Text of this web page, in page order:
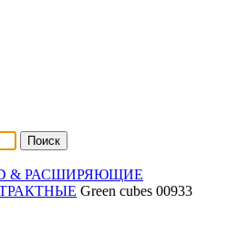
Поиск
& РАСШИРЯЮЩИЕ
Green cubes 00933